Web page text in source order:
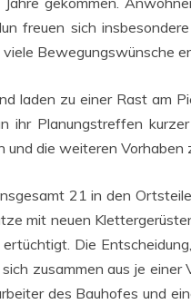
freu­en sich
Bewe­gungs­wün­sche
laden zu einer Rast am
ihr Pla­nungs­tref­fen
die wei­te­ren Vor­ha­ben
21 in den
mit neu­en
Die
zusam­men aus je einer
des Bau­ho­fes und